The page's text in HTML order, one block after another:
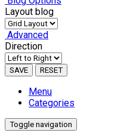
Layout blog
Advanced
Direction
SAVE RESET
Menu
Categories
Toggle navigation